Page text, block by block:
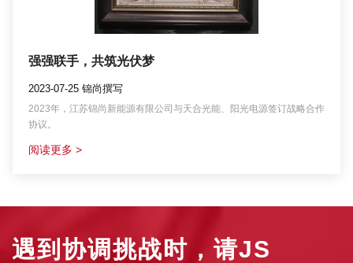
强强联手，共筑光伏梦
2023-07-25 锦尚撰写
2023年，江苏锦尚新能源有限公司与天合光能、阳光电源签订战略合作
协议。
阅读更多 >
遇到协调挑战时，请JS